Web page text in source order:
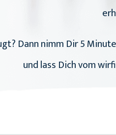
Dann nimm Dir 5
und lass Dich vom